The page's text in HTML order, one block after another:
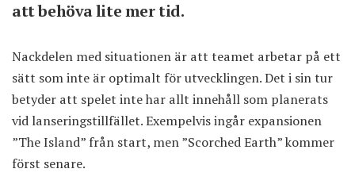
att behöva lite mer tid.
Nackdelen med situationen är att teamet arbetar på ett
sätt som inte är optimalt för utvecklingen. Det i sin tur
betyder att spelet inte har allt innehåll som planerats
vid lanseringstillfället. Exempelvis ingår expansionen
”The Island” från start, men ”Scorched Earth” kommer
först senare.